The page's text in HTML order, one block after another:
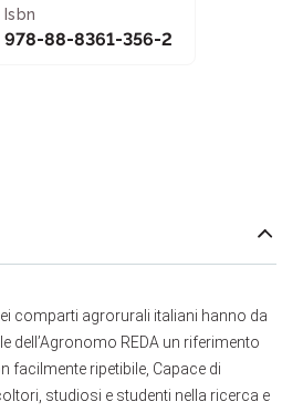
Isbn
978-88-8361-356-2
comparti agrorurali italiani hanno da
dell’Agronomo REDA un riferimento
facilmente ripetibile, Capace di
studiosi e studenti nella ricerca e